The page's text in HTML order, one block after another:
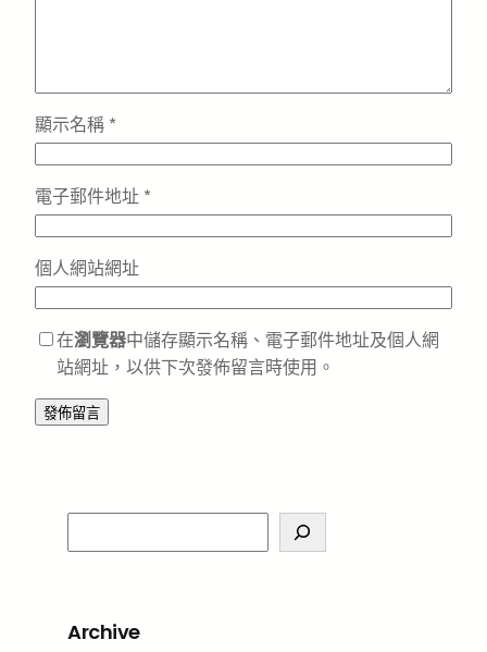
顯示名稱 *
電子郵件地址 *
個人網站網址
在瀏覽器中儲存顯示名稱、電子郵件地址及個人網
站網址，以供下次發佈留言時使用。
e
c
Archive